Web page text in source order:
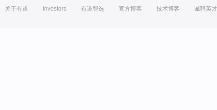
关于有道 Investors 有道智选 官方博客 技术博客 诚聘英才